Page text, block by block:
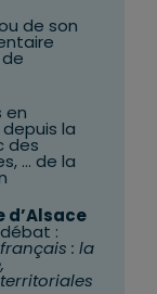
de son
en
la
des
… de la
d’Alsace
:
: la